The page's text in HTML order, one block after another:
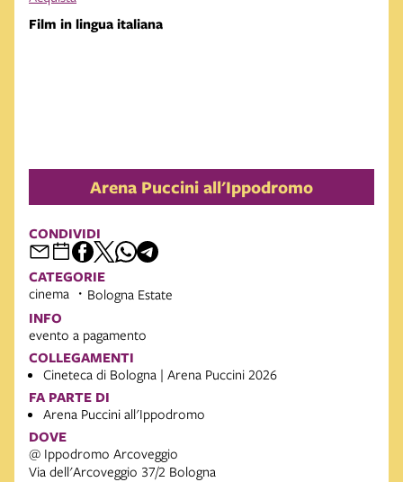
Film in lingua italiana
Arena Puccini all'Ippodromo
CONDIVIDI
CATEGORIE
cinema Bologna Estate
INFO
evento a pagamento
COLLEGAMENTI
Cineteca di Bologna | Arena Puccini 2026
FA PARTE DI
Arena Puccini all'Ippodromo
DOVE
@ Ippodromo Arcoveggio
Via dell'Arcoveggio 37/2 Bologna